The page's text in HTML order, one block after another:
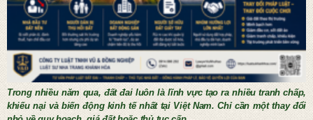
Tư vấn thừa kế và lập di chúc
Trong nhiều năm qua, đất đai luôn là lĩnh vực tạo ra nhiều tranh chấp,
khiếu nại và biến động kinh tế nhất tại Việt Nam. Chỉ cần một thay đổi